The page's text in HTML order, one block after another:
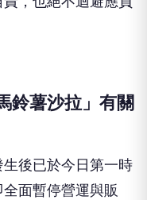
鈴薯沙拉」有關
生後已於今日第一時
面暫停營運與販